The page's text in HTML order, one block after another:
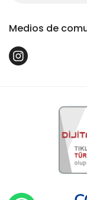
Medios de